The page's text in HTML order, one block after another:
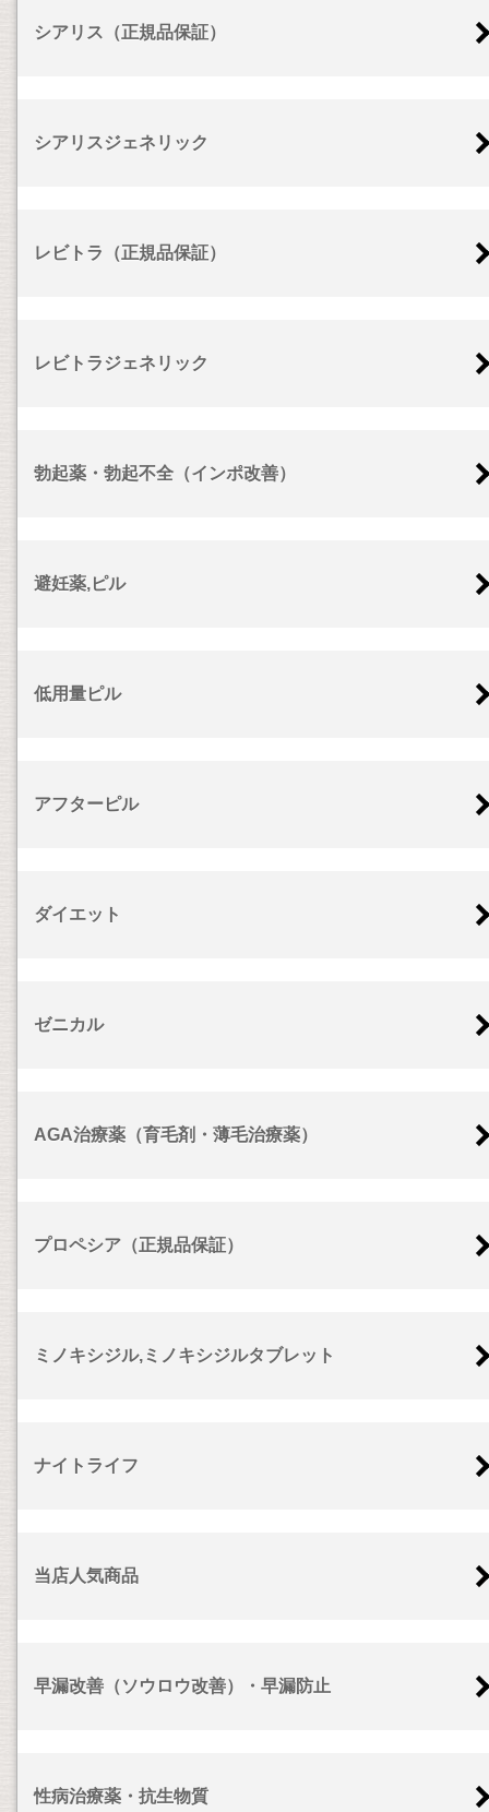
シアリス（正規品保証）
シアリスジェネリック
レビトラ（正規品保証）
レビトラジェネリック
勃起薬・勃起不全（インポ改善）
避妊薬,ピル
低用量ピル
アフターピル
ダイエット
ゼニカル
AGA治療薬（育毛剤・薄毛治療薬）
プロペシア（正規品保証）
ミノキシジル,ミノキシジルタブレット
ナイトライフ
当店人気商品
早漏改善（ソウロウ改善）・早漏防止
性病治療薬・抗生物質